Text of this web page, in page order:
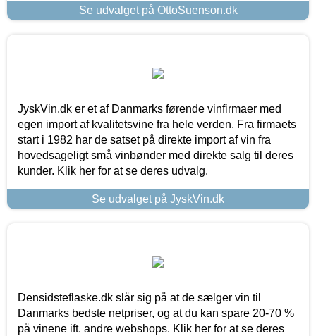
Se udvalget på OttoSuenson.dk
JyskVin.dk er et af Danmarks førende vinfirmaer med
egen import af kvalitetsvine fra hele verden. Fra firmaets
start i 1982 har de satset på direkte import af vin fra
hovedsageligt små vinbønder med direkte salg til deres
kunder. Klik her for at se deres udvalg.
Se udvalget på JyskVin.dk
Densidsteflaske.dk slår sig på at de sælger vin til
Danmarks bedste netpriser, og at du kan spare 20-70 %
på vinene ift. andre webshops. Klik her for at se deres